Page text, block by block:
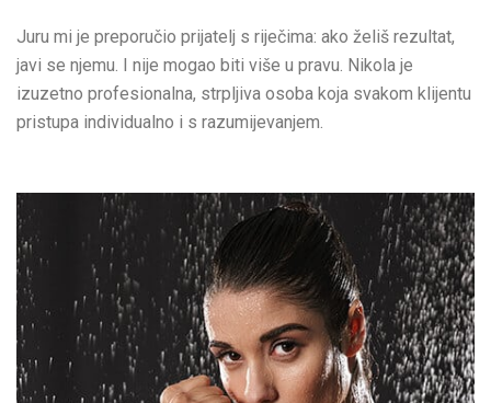
Juru mi je preporučio prijatelj s riječima: ako želiš rezultat,
javi se njemu. I nije mogao biti više u pravu. Nikola je
izuzetno profesionalna, strpljiva osoba koja svakom klijentu
pristupa individualno i s razumijevanjem.